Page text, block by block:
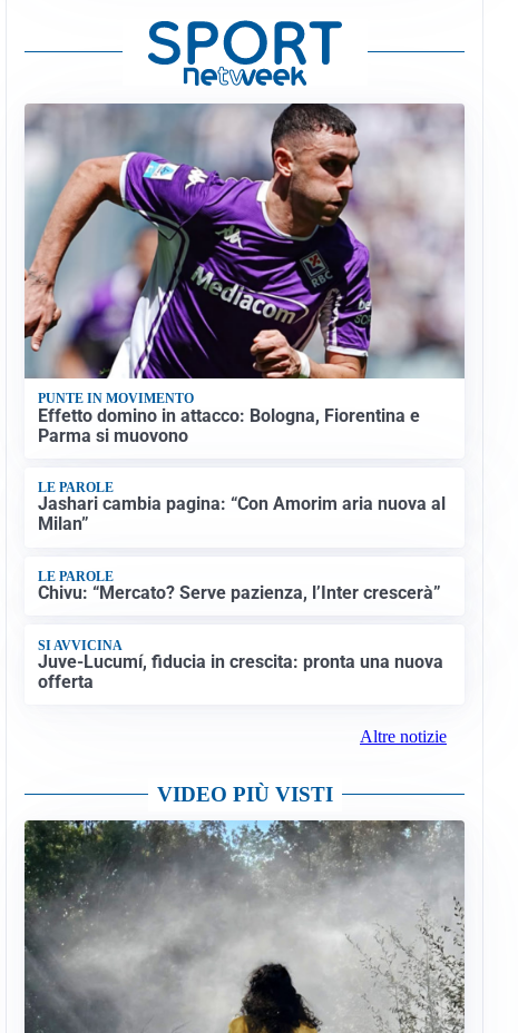
PUNTE IN MOVIMENTO
Effetto domino in attacco: Bologna, Fiorentina e
Parma si muovono
LE PAROLE
Jashari cambia pagina: “Con Amorim aria nuova al
Milan”
LE PAROLE
Chivu: “Mercato? Serve pazienza, l’Inter crescerà”
SI AVVICINA
Juve-Lucumí, fiducia in crescita: pronta una nuova
offerta
Altre notizie
VIDEO PIÙ VISTI